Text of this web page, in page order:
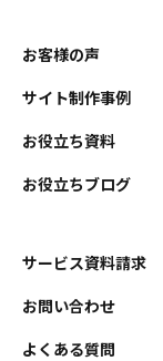
お客様の声
サイト制作事例
お役立ち資料
お役立ちブログ
サービス資料請求
お問い合わせ
よくある質問